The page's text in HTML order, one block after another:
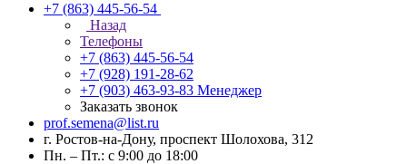
+7 (863) 445-56-54
Назад
Телефоны
+7 (863) 445-56-54
+7 (928) 191-28-62
+7 (903) 463-93-83 Менеджер
Заказать звонок
prof.semena@list.ru
г. Ростов-на-Дону, проспект Шолохова, 312
Пн. – Пт.: с 9:00 до 18:00